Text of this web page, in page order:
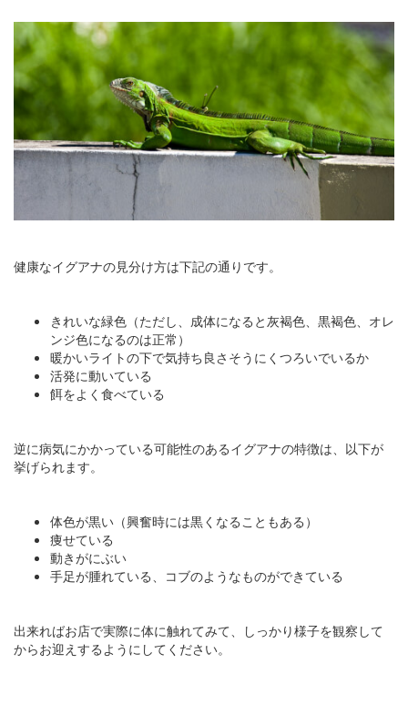
健康なイグアナの見分け方は下記の通りです。
きれいな緑色（ただし、成体になると灰褐色、黒褐色、オレ
ンジ色になるのは正常）
暖かいライトの下で気持ち良さそうにくつろいでいるか
活発に動いている
餌をよく食べている
逆に病気にかかっている可能性のあるイグアナの特徴は、以下が
挙げられます。
体色が黒い（興奮時には黒くなることもある）
痩せている
動きがにぶい
手足が腫れている、コブのようなものができている
出来ればお店で実際に体に触れてみて、しっかり様子を観察して
からお迎えするようにしてください。